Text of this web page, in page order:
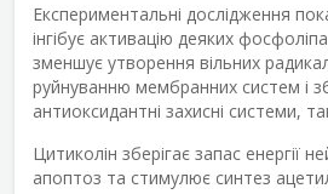
Експериментальні дослідження
інгібує активацію деяких
зменшує утворення вільних
руйнуванню мембранних систем і
антиоксидантні захисні системи,
Цитиколін зберігає запас енергії
апоптоз та стимулює синтез